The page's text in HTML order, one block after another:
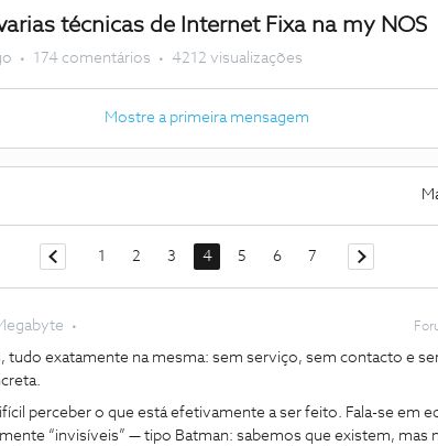
técnicas de Internet Fixa na my NOS
174 comentários 4212 visualizações
Mostre a primeira mensagem
1 2 3 4 5 6 7
tudo exatamente na mesma: sem serviço, sem contacto e
perceber o que está efetivamente a ser feito. Fala-se em
“invisíveis” — tipo Batman: sabemos que existem, mas